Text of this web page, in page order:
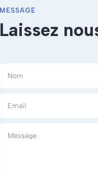
MESSAGE
Laissez